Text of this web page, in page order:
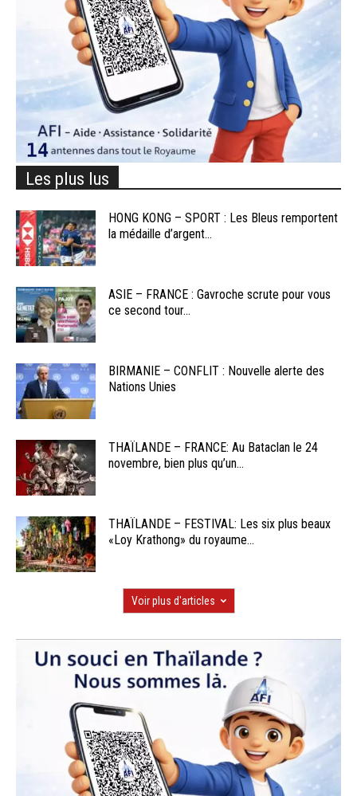
Les plus lus
HONG KONG – SPORT : Les Bleus remportent
la médaille d’argent...
ASIE – FRANCE : Gavroche scrute pour vous
ce second tour...
BIRMANIE – CONFLIT : Nouvelle alerte des
Nations Unies
THAÏLANDE – FRANCE: Au Bataclan le 24
novembre, bien plus qu’un...
THAÏLANDE – FESTIVAL: Les six plus beaux
«Loy Krathong» du royaume...
Voir plus d'articles